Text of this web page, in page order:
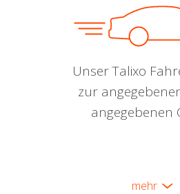
Unser Talixo
zur
angegebenen
mehr